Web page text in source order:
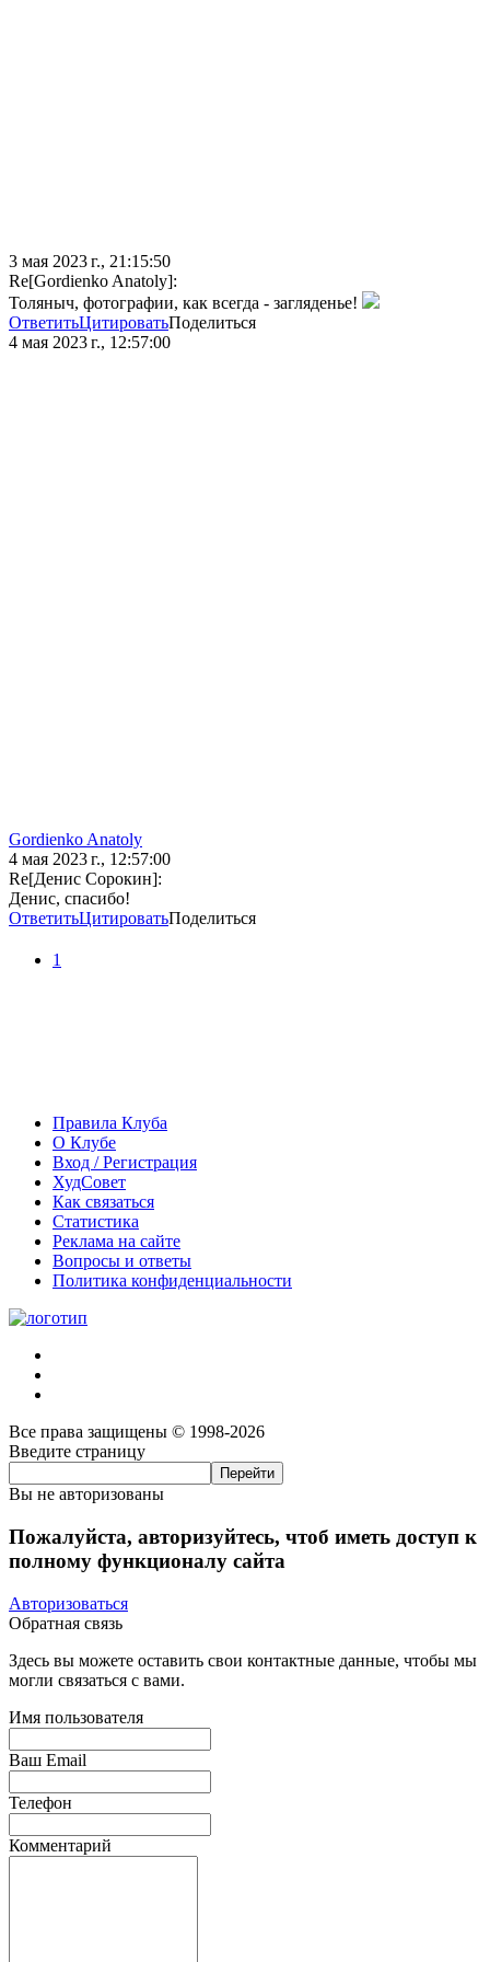
3 мая 2023 г., 21:15:50
Re[Gordienko Anatoly]:
Толяныч, фотографии, как всегда - загляденье!
ОтветитьЦитироватьПоделиться
4 мая 2023 г., 12:57:00
Gordienko Anatoly
4 мая 2023 г., 12:57:00
Re[Денис Сорокин]:
Денис, спасибо!
ОтветитьЦитироватьПоделиться
1
Правила Клуба
О Клубе
Вход / Регистрация
ХудСовет
Как связаться
Статистика
Реклама на сайте
Вопросы и ответы
Политика конфиденциальности
Все права защищены © 1998-2026
Введите страницу
Вы не авторизованы
Пожалуйста, авторизуйтесь, чтоб иметь доступ к
полному функционалу сайта
Авторизоваться
Обратная связь
Здесь вы можете оставить свои контактные данные, чтобы мы
могли связаться с вами.
Имя пользователя
Ваш Email
Телефон
Комментарий